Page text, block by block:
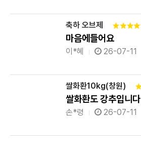
축하 오브제
마음에들어요
이*혜 26-07-11
쌀화환10kg(창원)
쌀화환도 강추입니다
손*령 26-07-11